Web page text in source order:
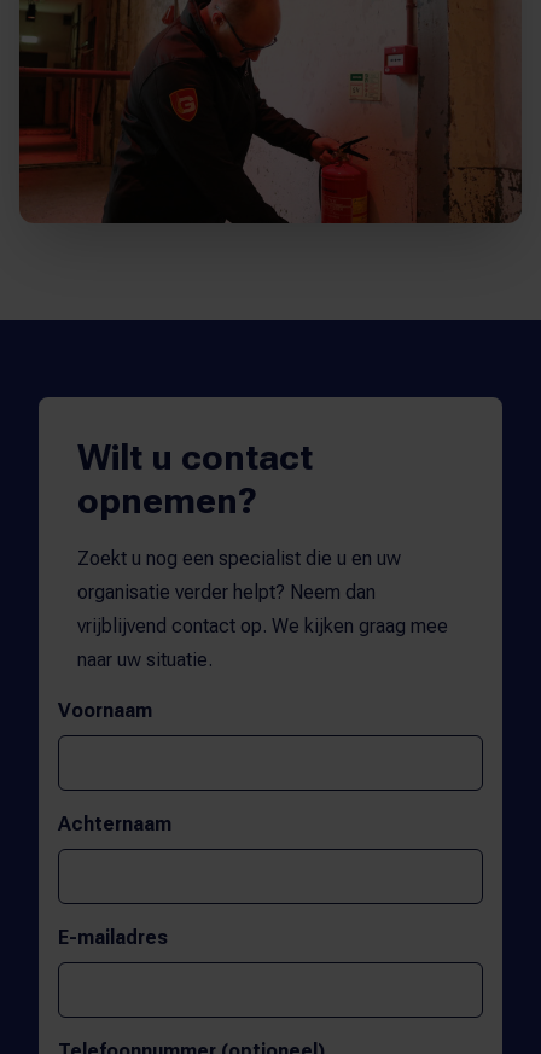
Wilt u contact
opnemen?
Zoekt u nog een specialist die u en uw
organisatie verder helpt? Neem dan
vrijblijvend contact op. We kijken graag mee
naar uw situatie.
Voornaam
Achternaam
E-mailadres